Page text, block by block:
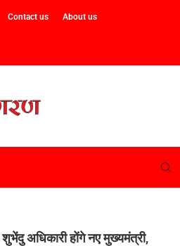
Contact us About us
अधिकारी होंगे नए मुख्यमंत्री,